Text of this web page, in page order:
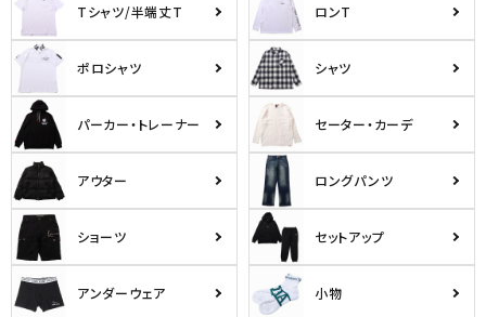
Tシャツ/半端丈T ロンT
ポロシャツ シャツ
パーカー・トレーナー セーター・カーデ
アウター ロングパンツ
ショーツ セットアップ
アンダーウェア 小物